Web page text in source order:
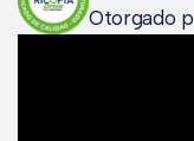
Otorgado